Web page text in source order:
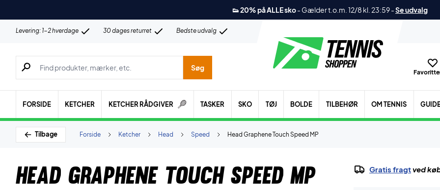
👟 20% på ALLE sko- Gælder t.o.m. 12/8 kl. 23:59-Se udvalg
Levering: 1-2 hverdage 30 dages returret Bedste udvalg
Søg efter produkter, mærker etc.
Søg
FORSIDE KETCHER KETCHER RÅDGIVER TASKER SKO TØJ BOLDE TILBEHØR OM TENNIS
Tilbage Head Graphene Touch Speed MP
Speed
Head
Ketcher
Forside
Head Graphene Touch Speed MP Gratis fragtved